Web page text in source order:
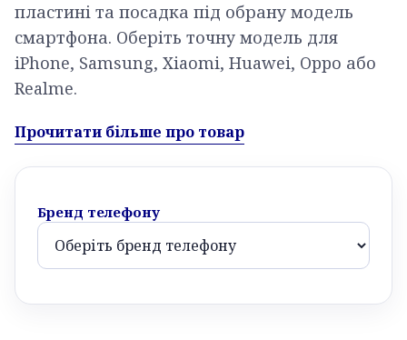
пластині та посадка під обрану модель
смартфона. Оберіть точну модель для
iPhone, Samsung, Xiaomi, Huawei, Oppo або
Realme.
Прочитати більше про товар
Бренд телефону